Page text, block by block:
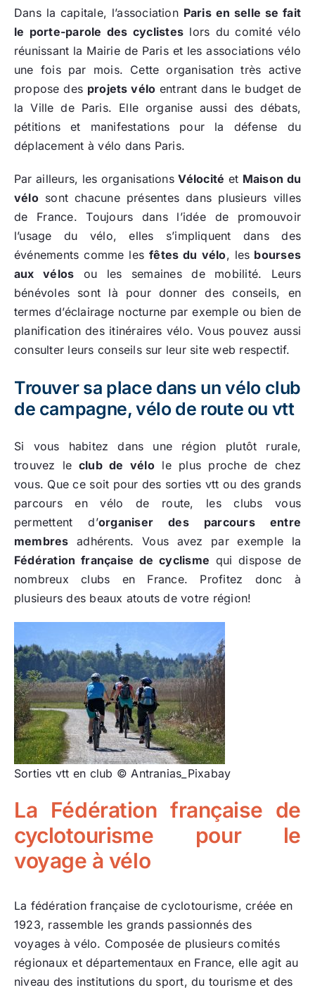
Dans la capitale, l’association Paris en selle se fait
le porte-parole des cyclistes lors du comité vélo
réunissant la Mairie de Paris et les associations vélo
une fois par mois. Cette organisation très active
propose des projets vélo entrant dans le budget de
la Ville de Paris. Elle organise aussi des débats,
pétitions et manifestations pour la défense du
déplacement à vélo dans Paris.
Par ailleurs, les organisationsVélocité et Maison du
vélosont chacune présentes dans plusieurs villes
de France. Toujours dans l’idée de promouvoir
l’usage du vélo, elles s’impliquent dans des
événements comme lesfêtes du vélo, les bourses
aux vélos ou les semaines de mobilité. Leurs
bénévoles sont là pour donner des conseils, en
termes d’éclairage nocturne par exemple ou bien de
planification des itinéraires vélo. Vous pouvez aussi
consulter leurs conseils sur leur site web respectif.
Trouver sa place dans un vélo club
de campagne, vélo de route ou vtt
Si vous habitez dans une région plutôt rurale,
trouvez le club de vélole plus proche de chez
vous. Que ce soit pour des sorties vtt ou des grands
parcours en vélo de route, les clubs vous
permettent d’organiser des parcours entre
membres adhérents. Vous avez par exemple la
Fédération française de cyclisme qui dispose de
nombreux clubs en France. Profitez donc à
plusieurs des beaux atouts de votre région!
Sorties vtt en club © Antranias_Pixabay
La Fédération française de
cyclotourisme pour le
voyage à vélo
La fédération française de cyclotourisme, créée en
1923, rassemble les grands passionnés des
voyages à vélo. Composée de plusieurs comités
régionaux et départementaux en France, elle agit au
niveau des institutions du sport, du tourisme et des